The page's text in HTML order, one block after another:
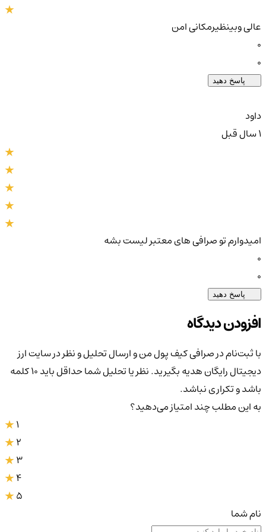
عالی وبینظیرمکانی امن
پاسخ دهید
داود
امیدوارم تو صرافی های معتبر لیست بشه
پاسخ دهید
افزودن دیدگاه
با ثبت‌نام در صرافی کیف پول من و ارسال تحلیل و نظر در سایت ارز
دیجیتال رایگان هدیه بگیرید. نظر یا تحلیل شما حداقل باید ۱۰ کلمه
باشد و تکراری نباشد.
به این مطلب چند امتیاز می‌دهید؟
3
4
5
نام شما